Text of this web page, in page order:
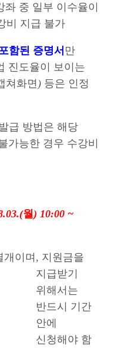
중 일부 이수율이
비 지급 불가
함된 증명서 만
진도율이 보이는
쳐화면 ) 등은 인정
급 방법은 해당
가능한 경우 수강비
월) 10:00 ~
이며 , 지원금을
지급받기
위해서는
반드시 기간
안에
신청해야 함